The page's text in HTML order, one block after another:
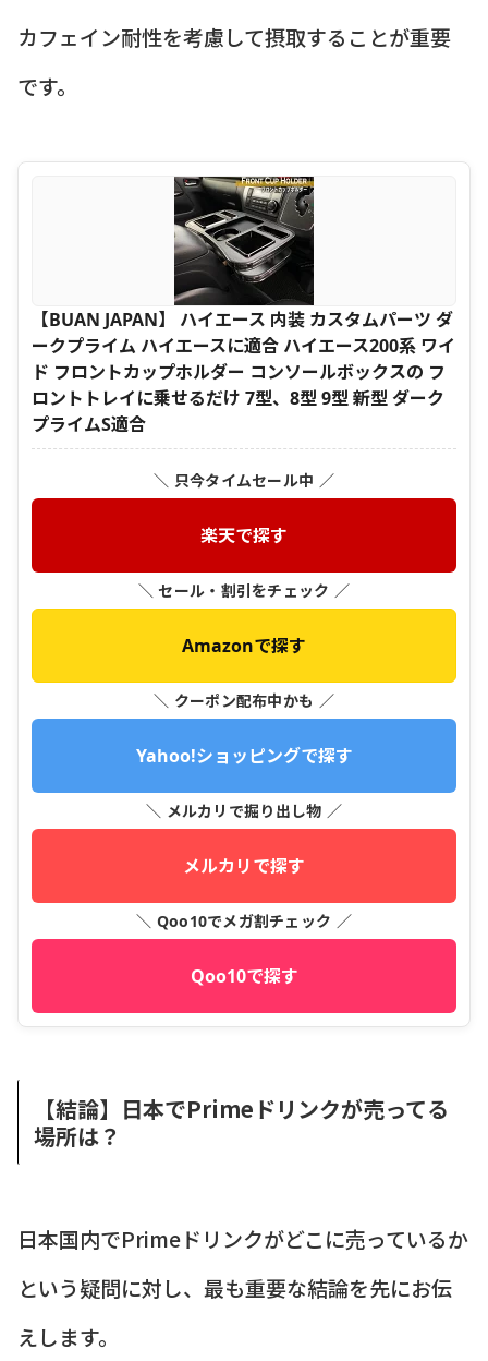
カフェイン耐性を考慮して摂取することが重要
です。
【BUAN JAPAN】 ハイエース 内装 カスタムパーツ ダ
ークプライム ハイエースに適合 ハイエース200系 ワイ
ド フロントカップホルダー コンソールボックスの フ
ロントトレイに乗せるだけ 7型、8型 9型 新型 ダーク
プライムS適合
＼ 只今タイムセール中 ／
楽天で探す
＼ セール・割引をチェック ／
Amazonで探す
＼ クーポン配布中かも ／
Yahoo!ショッピングで探す
＼ メルカリで掘り出し物 ／
メルカリで探す
＼ Qoo10でメガ割チェック ／
Qoo10で探す
【結論】日本でPrimeドリンクが売ってる
場所は？
日本国内でPrimeドリンクがどこに売っているか
という疑問に対し、最も重要な結論を先にお伝
えします。